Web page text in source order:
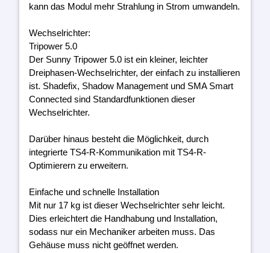
kann das Modul mehr Strahlung in Strom umwandeln.
Wechselrichter:
Tripower 5.0
Der Sunny Tripower 5.0 ist ein kleiner, leichter
Dreiphasen-Wechselrichter, der einfach zu installieren
ist. Shadefix, Shadow Management und SMA Smart
Connected sind Standardfunktionen dieser
Wechselrichter.
Darüber hinaus besteht die Möglichkeit, durch
integrierte TS4-R-Kommunikation mit TS4-R-
Optimierern zu erweitern.
Einfache und schnelle Installation
Mit nur 17 kg ist dieser Wechselrichter sehr leicht.
Dies erleichtert die Handhabung und Installation,
sodass nur ein Mechaniker arbeiten muss. Das
Gehäuse muss nicht geöffnet werden.